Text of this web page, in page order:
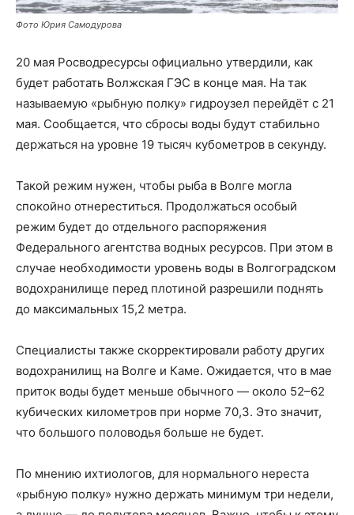
Фото Юрия Самодурова
20 мая Росводресурсы официально утвердили, как
будет работать Волжская ГЭС в конце мая. На так
называемую «рыбную полку» гидроузел перейдёт с 21
мая. Сообщается, что сбросы воды будут стабильно
держаться на уровне 19 тысяч кубометров в секунду.
Такой режим нужен, чтобы рыба в Волге могла
спокойно отнереститься. Продолжаться особый
режим будет до отдельного распоряжения
Федерального агентства водных ресурсов. При этом в
случае необходимости уровень воды в Волгоградском
водохранилище перед плотиной разрешили поднять
до максимальных 15,2 метра.
Специалисты также скорректировали работу других
водохранилищ на Волге и Каме. Ожидается, что в мае
приток воды будет меньше обычного — около 52–62
кубических километров при норме 70,3. Это значит,
что большого половодья больше не будет.
По мнению ихтиологов, для нормального нереста
«рыбную полку» нужно держать минимум три недели,